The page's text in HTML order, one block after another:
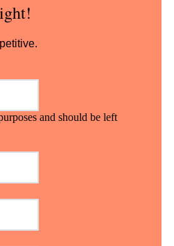
and should be left